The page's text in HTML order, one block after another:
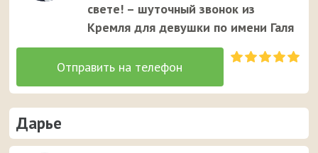
свете! – шуточный звонок из
Кремля для девушки по имени Галя
Дарье